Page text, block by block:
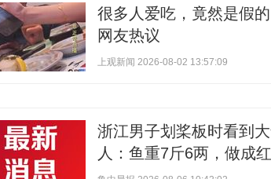
很多人爱吃，竟然是假
网友热议
上观新闻 2026-08-02 13:57:09
浙江男子划桨板时看到
人：鱼重7斤6两，做成